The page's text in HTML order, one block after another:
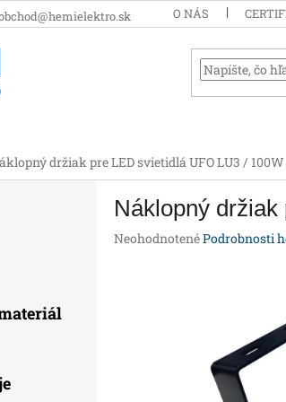
O NÁS
držiak pre LED svietidlá UFO LU3 / 100W
Náklopný
Priemerné
NeohodnotenéPodrobnosti